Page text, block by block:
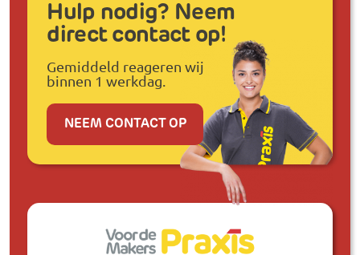
Hulp nodig? Neem
direct contact op!
Gemiddeld reageren wij
binnen 1 werkdag.
NEEM CONTACT OP